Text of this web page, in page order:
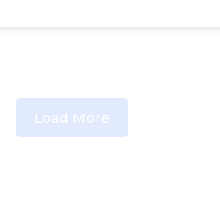
Load More